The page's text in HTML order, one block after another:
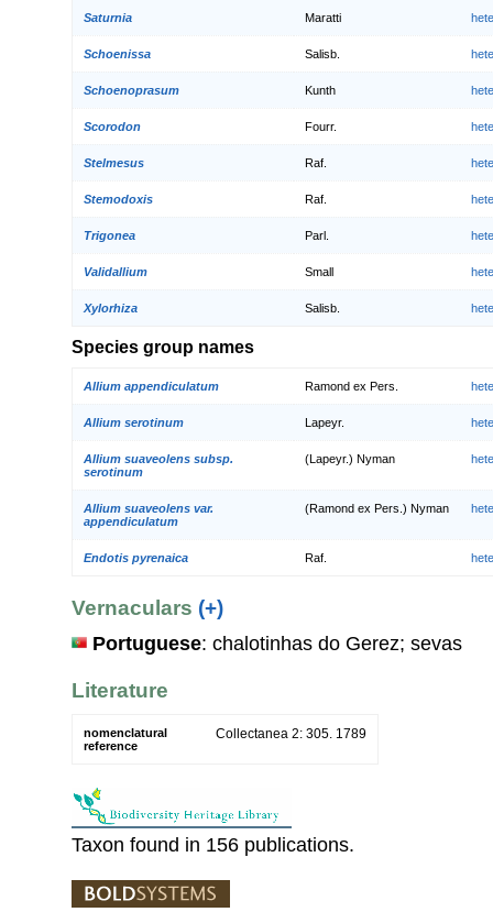
Saturnia Maratti
Schoenissa Salisb.
Schoenoprasum Kunth
Scorodon Fourr.
Stelmesus Raf.
Stemodoxis Raf.
Trigonea Parl.
Validallium Small
Xylorhiza Salisb.
Species group names
Allium appendiculatum Ramond ex Pers.
Allium serotinum Lapeyr.
Allium suaveolens subsp.
serotinum
(Lapeyr.) Nyman
Allium suaveolens var.
appendiculatum
(Ramond ex Pers.) Nyman
Endotis pyrenaica Raf.
Vernaculars (+)
Portuguese: chalotinhas do Gerez; sevas
Literature
nomenclatural
reference
Collectanea 2: 305. 1789
Taxon found in 156 publications.